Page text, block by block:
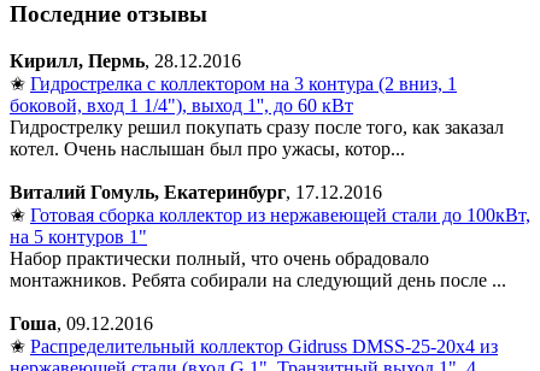
Последние отзывы
Кирилл, Пермь, 28.12.2016
✬ Гидрострелка с коллектором на 3 контура (2 вниз, 1
боковой, вход 1 1/4"), выход 1'', до 60 кВт
Гидрострелку решил покупать сразу после того, как заказал
котел. Очень наслышан был про ужасы, котор...
Виталий Гомуль, Екатеринбург, 17.12.2016
✬ Готовая сборка коллектор из нержавеющей стали до 100кВт,
на 5 контуров 1"
Набор практически полный, что очень обрадовало
монтажников. Ребята собирали на следующий день после ...
Гоша, 09.12.2016
✬ Распределительный коллектор Gidruss DMSS-25-20x4 из